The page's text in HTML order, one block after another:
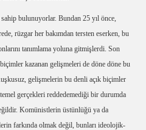
bulunuyorlar. Bundan 25 yıl önce,
rüzgar her bakımdan tersten eserken, bu
tanımlama yoluna gitmişlerdi. Son
kazanan gelişmeleri de döne döne bu
gelişmelerin bu denli açık biçimler
gerçekleri reddedemediği bir durumda
Komünistlerin üstünlüğü ya da
farkında olmak değil, bunları ideolojik-